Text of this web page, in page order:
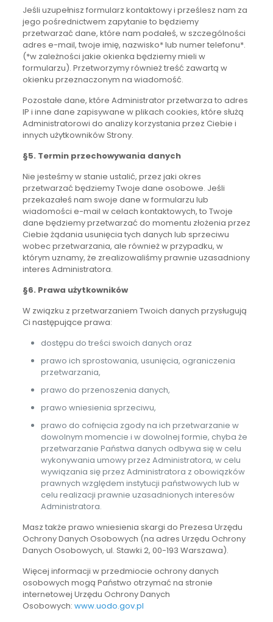
Jeśli uzupełnisz formularz kontaktowy i prześlesz nam za
jego pośrednictwem zapytanie to będziemy
przetwarzać dane, które nam podałeś, w szczególności
adres e-mail, twoje imię, nazwisko* lub numer telefonu*.
(*w zależności jakie okienka będziemy mieli w
formularzu). Przetworzymy również treść zawartą w
okienku przeznaczonym na wiadomość.
Pozostałe dane, które Administrator przetwarza to adres
IP i inne dane zapisywane w plikach cookies, które służą
Administratorowi do analizy korzystania przez Ciebie i
innych użytkowników Strony.
§5. Termin przechowywania danych
Nie jesteśmy w stanie ustalić, przez jaki okres
przetwarzać będziemy Twoje dane osobowe. Jeśli
przekazałeś nam swoje dane w formularzu lub
wiadomości e-mail w celach kontaktowych, to Twoje
dane będziemy przetwarzać do momentu złożenia przez
Ciebie żądania usunięcia tych danych lub sprzeciwu
wobec przetwarzania, ale również w przypadku, w
którym uznamy, że zrealizowaliśmy prawnie uzasadniony
interes Administratora.
§6. Prawa użytkowników
W związku z przetwarzaniem Twoich danych przysługują
Ci następujące prawa:
dostępu do treści swoich danych oraz
prawo ich sprostowania, usunięcia, ograniczenia
przetwarzania,
prawo do przenoszenia danych,
prawo wniesienia sprzeciwu,
prawo do cofnięcia zgody na ich przetwarzanie w
dowolnym momencie i w dowolnej formie, chyba że
przetwarzanie Państwa danych odbywa się w celu
wykonywania umowy przez Administratora, w celu
wywiązania się przez Administratora z obowiązków
prawnych względem instytucji państwowych lub w
celu realizacji prawnie uzasadnionych interesów
Administratora.
Masz także prawo wniesienia skargi do Prezesa Urzędu
Ochrony Danych Osobowych (na adres Urzędu Ochrony
Danych Osobowych, ul. Stawki 2, 00-193 Warszawa).
Więcej informacji w przedmiocie ochrony danych
osobowych mogą Państwo otrzymać na stronie
internetowej Urzędu Ochrony Danych
Osobowych: www.uodo.gov.pl